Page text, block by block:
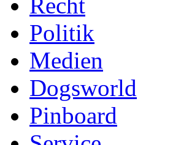
Politik
Medien
Dogsworld
Pinboard